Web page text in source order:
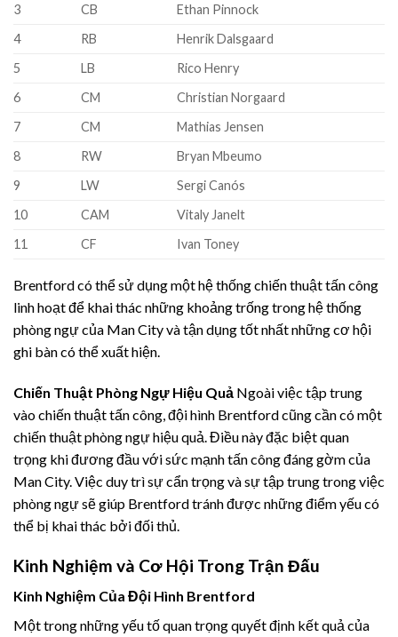
3
CB
Ethan Pinnock
4
RB
Henrik Dalsgaard
5
LB
Rico Henry
6
CM
Christian Norgaard
7
CM
Mathias Jensen
8
RW
Bryan Mbeumo
9
LW
Sergi Canós
10
CAM
Vitaly Janelt
11
CF Ivan Toney
Brentford có thể sử dụng một hệ thống chiến thuật tấn công
linh hoạt để khai thác những khoảng trống trong hệ thống
phòng ngự của Man City và tận dụng tốt nhất những cơ hội
ghi bàn có thể xuất hiện.
Chiến Thuật Phòng Ngự Hiệu Quả Ngoài việc tập trung
vào chiến thuật tấn công, đội hình Brentford cũng cần có một
chiến thuật phòng ngự hiệu quả. Điều này đặc biệt quan
trọng khi đương đầu với sức mạnh tấn công đáng gờm của
Man City. Việc duy trì sự cẩn trọng và sự tập trung trong việc
phòng ngự sẽ giúp Brentford tránh được những điểm yếu có
thể bị khai thác bởi đối thủ.
Kinh Nghiệm và Cơ Hội Trong Trận Đấu
Kinh Nghiệm Của Đội Hình Brentford
Một trong những yếu tố quan trọng quyết định kết quả của